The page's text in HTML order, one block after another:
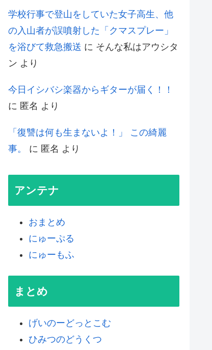
学校行事で登山をしていた女子高生、他
の入山者が誤噴射した「クマスプレー」
を浴びて救急搬送 に そんな私はアウシタ
ン より
今日イシバシ楽器からギターが届く！！
に 匿名 より
「復讐は何も生まないよ！」 この綺麗
事。
に 匿名 より
アンテナ
おまとめ
にゅーぷる
にゅーもふ
まとめ
げいのーどっとこむ
ひみつのどうくつ